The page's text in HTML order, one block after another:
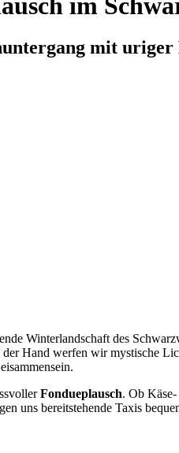
mit
Winterlandschaft des
Hand werfen wir mystische
Fondueplausch. Ob
uns bereitstehende Taxis